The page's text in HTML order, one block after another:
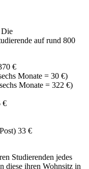
Die
auf rund 800
€
Monate = 30 €)
Monate = 322 €)
€
33 €
Studierenden jedes
diese ihren Wohnsitz in